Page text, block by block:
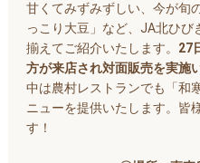
甘くてみずみずしい、今が旬
っこり大豆」など、JA北ひび
揃えてご紹介いたします。 27
方が来店され対面販売を実施
中は農村レストランでも「和
ニューを提供いたします。皆
す！